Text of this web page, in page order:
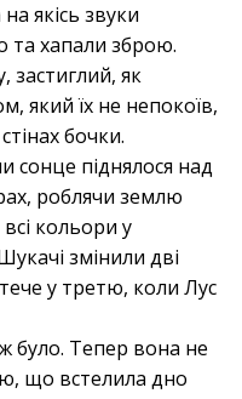
якісь звуки
та хапали зброю.
застиглий, як
який їх не непокоїв,
бочки.
сонце піднялося над
роблячи землю
кольори у
змінили дві
у третю, коли Лус
було. Тепер вона не
що встелила дно